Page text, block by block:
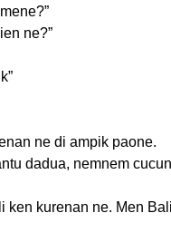
ne?”
ne di ampik paone.
dadua, nemnem
ken kurenan ne. Men